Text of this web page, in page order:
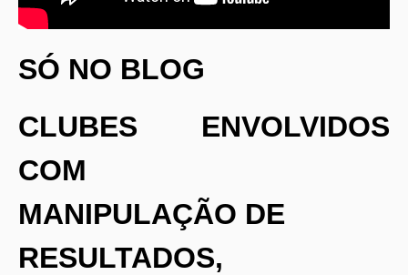
SÓ NO BLOG
CLUBES ENVOLVIDOS
COM
MANIPULAÇÃO DE
RESULTADOS,